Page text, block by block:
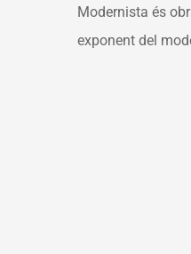
Modernista és
exponent del